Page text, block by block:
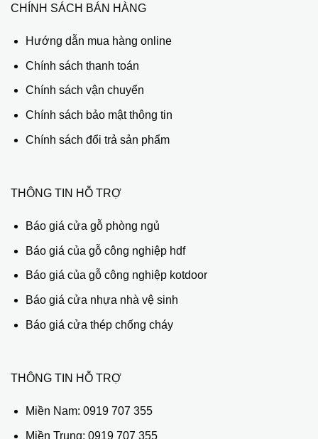
CHÍNH SÁCH BÁN HÀNG
Hướng dẫn mua hàng online
Chính sách thanh toán
Chính sách vận chuyển
Chính sách bảo mật thông tin
Chính sách đổi trả sản phẩm
THÔNG TIN HỖ TRỢ
Báo giá cửa gỗ phòng ngủ
Báo giá của gỗ công nghiệp hdf
Báo giá của gỗ công nghiệp kotdoor
Báo giá cửa nhựa nhà vệ sinh
Báo giá cửa thép chống cháy
THÔNG TIN HỖ TRỢ
Miền Nam: 0919 707 355
Miền Trung: 0919 707 355